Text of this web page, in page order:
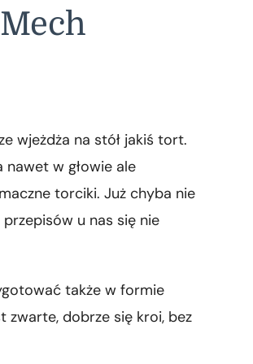
wjeżdża na stół jakiś tort.
nawet w głowie ale
torciki. Już chyba nie
u nas się nie
także w formie
dobrze się kroi, bez